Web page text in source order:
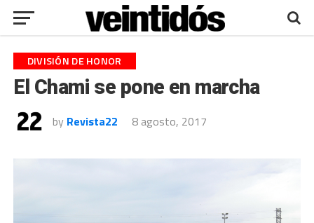
DIVISIÓN DE HONOR
El Chami se pone en marcha
by Revista22 8 agosto, 2017